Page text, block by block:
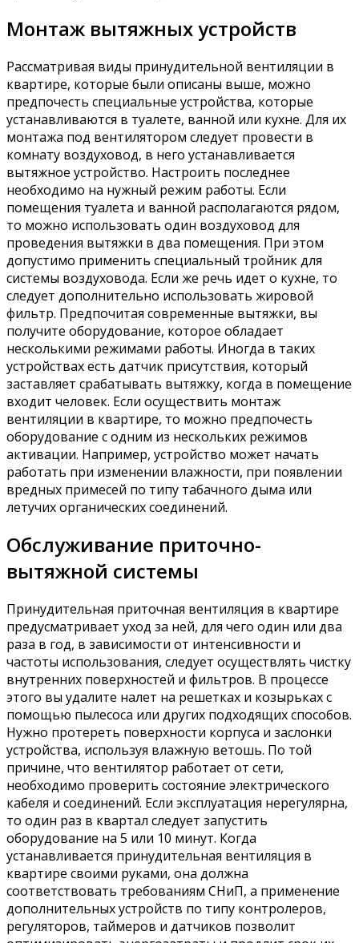
Монтаж вытяжных устройств
Рассматривая виды принудительной вентиляции в
квартире, которые были описаны выше, можно
предпочесть специальные устройства, которые
устанавливаются в туалете, ванной или кухне. Для их
монтажа под вентилятором следует провести в
комнату воздуховод, в него устанавливается
вытяжное устройство. Настроить последнее
необходимо на нужный режим работы. Если
помещения туалета и ванной располагаются рядом,
то можно использовать один воздуховод для
проведения вытяжки в два помещения. При этом
допустимо применить специальный тройник для
системы воздуховода. Если же речь идет о кухне, то
следует дополнительно использовать жировой
фильтр. Предпочитая современные вытяжки, вы
получите оборудование, которое обладает
несколькими режимами работы. Иногда в таких
устройствах есть датчик присутствия, который
заставляет срабатывать вытяжку, когда в помещение
входит человек. Если осуществить монтаж
вентиляции в квартире, то можно предпочесть
оборудование с одним из нескольких режимов
активации. Например, устройство может начать
работать при изменении влажности, при появлении
вредных примесей по типу табачного дыма или
летучих органических соединений.
Обслуживание приточно-
вытяжной системы
Принудительная приточная вентиляция в квартире
предусматривает уход за ней, для чего один или два
раза в год, в зависимости от интенсивности и
частоты использования, следует осуществлять чистку
внутренних поверхностей и фильтров. В процессе
этого вы удалите налет на решетках и козырьках с
помощью пылесоса или других подходящих способов.
Нужно протереть поверхности корпуса и заслонки
устройства, используя влажную ветошь. По той
причине, что вентилятор работает от сети,
необходимо проверить состояние электрического
кабеля и соединений. Если эксплуатация нерегулярна,
то один раз в квартал следует запустить
оборудование на 5 или 10 минут. Когда
устанавливается принудительная вентиляция в
квартире своими руками, она должна
соответствовать требованиям СНиП, а применение
дополнительных устройств по типу контролеров,
регуляторов, таймеров и датчиков позволит